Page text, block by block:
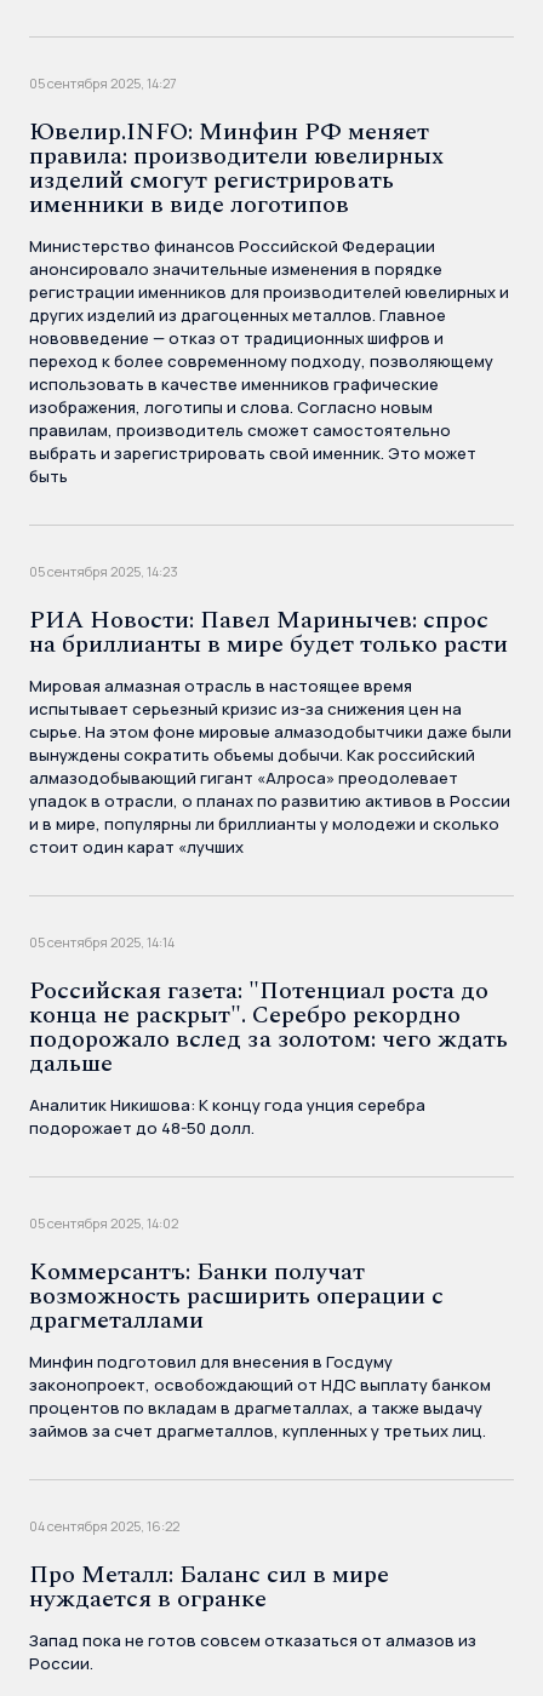
05 сентября 2025, 14:27
Ювелир.INFO: Минфин РФ меняет
правила: производители ювелирных
изделий смогут регистрировать
именники в виде логотипов
Министерство финансов Российской Федерации
анонсировало значительные изменения в порядке
регистрации именников для производителей ювелирных и
других изделий из драгоценных металлов. Главное
нововведение — отказ от традиционных шифров и
переход к более современному подходу, позволяющему
использовать в качестве именников графические
изображения, логотипы и слова. Согласно новым
правилам, производитель сможет самостоятельно
выбрать и зарегистрировать свой именник. Это может
быть
05 сентября 2025, 14:23
РИА Новости: Павел Маринычев: спрос
на бриллианты в мире будет только расти
Мировая алмазная отрасль в настоящее время
испытывает серьезный кризис из-за снижения цен на
сырье. На этом фоне мировые алмазодобытчики даже были
вынуждены сократить объемы добычи. Как российский
алмазодобывающий гигант «Алроса» преодолевает
упадок в отрасли, о планах по развитию активов в России
и в мире, популярны ли бриллианты у молодежи и сколько
стоит один карат «лучших
05 сентября 2025, 14:14
Российская газета: "Потенциал роста до
конца не раскрыт". Серебро рекордно
подорожало вслед за золотом: чего ждать
дальше
Аналитик Никишова: К концу года унция серебра
подорожает до 48-50 долл.
05 сентября 2025, 14:02
Коммерсантъ: Банки получат
возможность расширить операции с
драгметаллами
Минфин подготовил для внесения в Госдуму
законопроект, освобождающий от НДС выплату банком
процентов по вкладам в драгметаллах, а также выдачу
займов за счет драгметаллов, купленных у третьих лиц.
04 сентября 2025, 16:22
Про Металл: Баланс сил в мире
нуждается в огранке
Запад пока не готов совсем отказаться от алмазов из
России.